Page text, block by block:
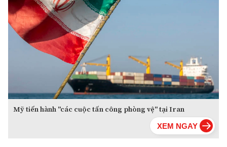
Mỹ tiến hành "các cuộc tấn công phòng vệ" tại Iran